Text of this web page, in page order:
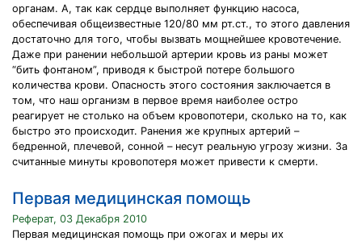
органам. А, так как сердце выполняет функцию насоса,
обеспечивая общеизвестные 120/80 мм рт.ст., то этого давления
достаточно для того, чтобы вызвать мощнейшее кровотечение.
Даже при ранении небольшой артерии кровь из раны может
“бить фонтаном”, приводя к быстрой потере большого
количества крови. Опасность этого состояния заключается в
том, что наш организм в первое время наиболее остро
реагирует не столько на объем кровопотери, сколько на то, как
быстро это происходит. Ранения же крупных артерий –
бедренной, плечевой, сонной – несут реальную угрозу жизни. За
считанные минуты кровопотеря может привести к смерти.
Первая медицинская помощь
Реферат, 03 Декабря 2010
Первая медицинская помощь при ожогах и меры их